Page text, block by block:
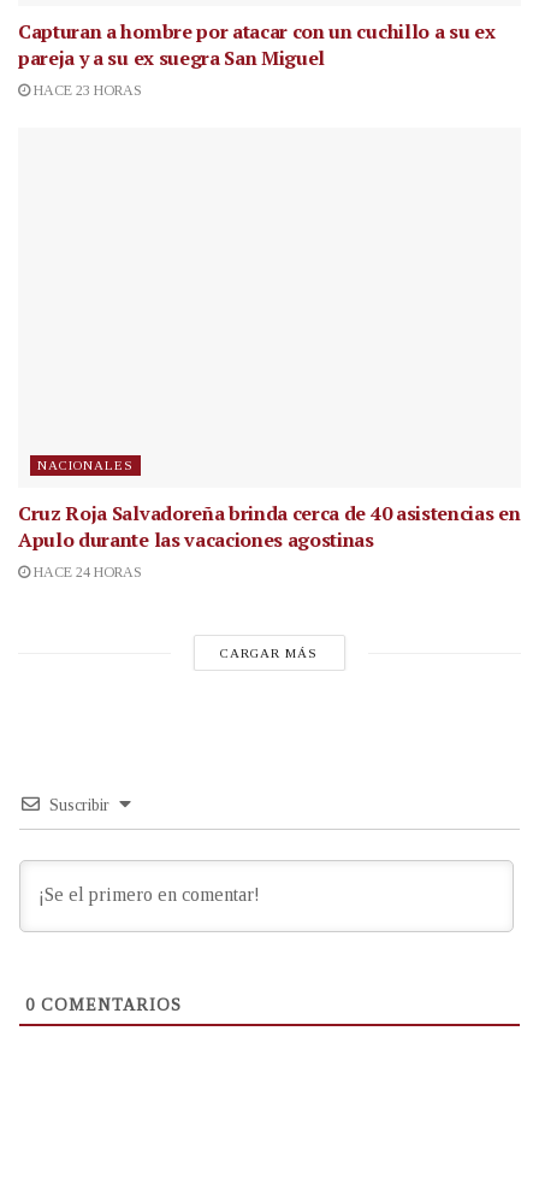
Capturan a hombre por atacar con un cuchillo a su ex
pareja y a su ex suegra San Miguel
HACE 23 HORAS
NACIONALES
Cruz Roja Salvadoreña brinda cerca de 40 asistencias en
Apulo durante las vacaciones agostinas
HACE 24 HORAS
CARGAR MÁS
Suscribir
0 COMENTARIOS